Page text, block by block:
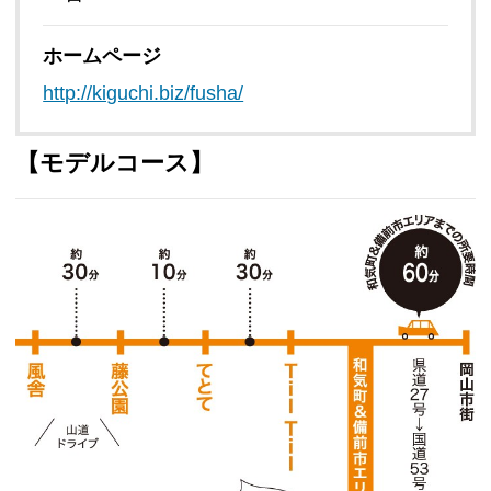
ホームページ
http://kiguchi.biz/fusha/
【モデルコース】